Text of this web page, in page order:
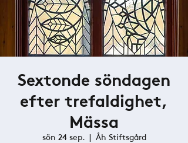
Sextonde söndagen
efter trefaldighet,
Mässa
sön 24 sep.
  |
Åh Stiftsgård